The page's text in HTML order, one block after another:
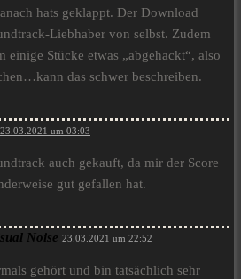
hats geklappt. Der Download
Liebhaber von selbst. Zudem
einige Stücke etwas „abgehackt“, also
das schwer beschreiben.
23.03.2021 um 03:03
auch gekauft, da mir der Score
gut gefallen hat.
Noise 23.03.2021 um 22:52
gehört und bin tatsächlich sehr